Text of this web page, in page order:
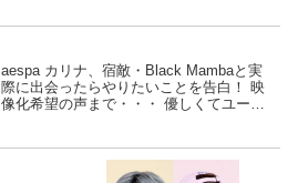
aespa カリナ、宿敵・Black Mambaと実
際に出会ったらやりたいことを告白！ 映
像化希望の声まで・・・ 優しくてユーモ